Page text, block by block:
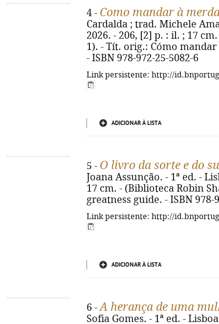
4 - Como mandar à
Cardalda ; trad. Michele
2026. - 206, [2] p. : il. ; 17
1). - Tít. orig.: Cómo
- ISBN 978-972-25-5082-6
Link persistente: http://
ADICIONAR À LISTA
5 - O livro da sorte e do
Joana Assunção. - 1ª ed. -
17 cm. - (Biblioteca Robin
greatness guide. - ISBN 978-
Link persistente: http://
ADICIONAR À LISTA
6 -A herança de uma
Sofia Gomes. - 1ª ed. -